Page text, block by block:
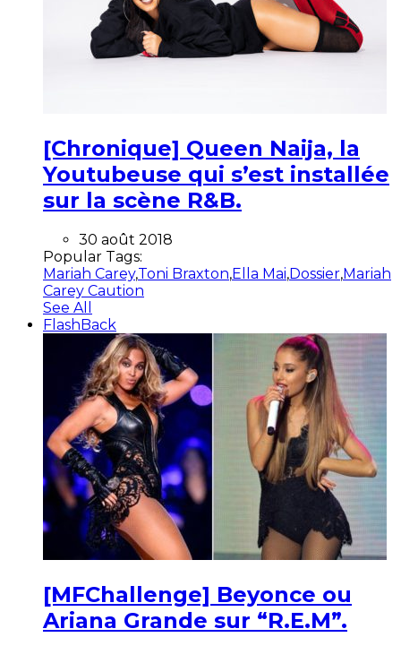
[Chronique] Queen Naija, la
Youtubeuse qui s’est installée
sur la scène R&B.
30 août 2018
Popular Tags:
Mariah Carey,Toni Braxton,Ella Mai,Dossier,Mariah
Carey Caution
See All
FlashBack
[MFChallenge] Beyonce ou
Ariana Grande sur “R.E.M”.